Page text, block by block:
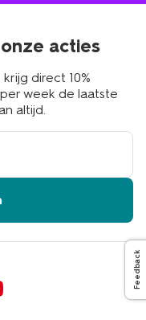
acties
direct 10%
week de laatste
altijd.
Feedback